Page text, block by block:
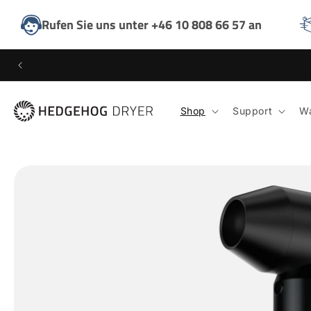
Rufen Sie uns unter +46 10 808 66 57 an
ZUM
INHALT
Shop Support